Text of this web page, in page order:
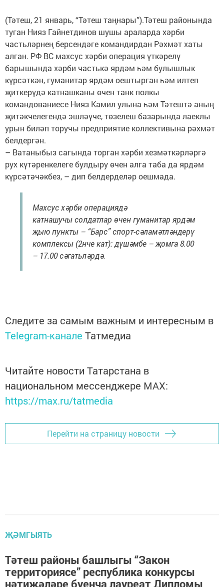
(Тәтеш, 21 январь, “Тәтеш таңнары”).Тәтеш районында
туган Нияз Гайнетдинов шушы араларда хәрби
частьләрнең берсендәге командирдан Рәхмәт хаты
алган. РФ ВС махсус хәрби операция үткәрелү
барышында хәрби частькә ярдәм һәм булышлык
күрсәткән, гуманитар ярдәм оештырган һәм илтеп
җиткерүдә катнашканы өчен танк полкы
командованиесе Нияз Камил улына һәм Тәтештә аның
җитәкчелегендә эшләүче, төзелеш базарында лаеклы
урын биләп торучы предприятие коллективына рәхмәт
белдергән.
– Ватаныбыз сагында торган хәрби хез­мәткәр­ләргә
рух күтәренкелеге булдыру өчен алга таба да ярдәм
күрсәтәчәкбез, – дип белдерделәр оешмада.
Махсус хәрби операциядә
катнашучы солдатлар өчен гуманитар ярдәм
җыю пункты – “Барс” спорт-сәламәтләндерү
комплексы (2нче кат): дүшәмбе – җомга 8.00
– 17.00 сәгатьләрдә.
Следите за самым важным и интересным в
Telegram-канале Татмедиа
Читайте новости Татарстана в
национальном мессенджере MАХ:
https://max.ru/tatmedia
Перейти на страницу новости
ҖӘМГЫЯТЬ
Тәтеш районы башлыгы “Закон
территориясе” республика конкурсы
нәтиҗәләре буенча лауреат Дипломы